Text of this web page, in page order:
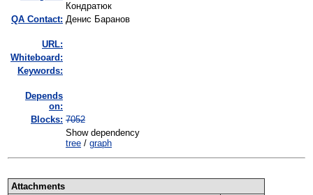
Кондратюк
QA Contact: Денис Баранов
URL:
Whiteboard:
Keywords:
Depends
on:
Blocks: 7052
Show dependency
tree / graph
Attachments